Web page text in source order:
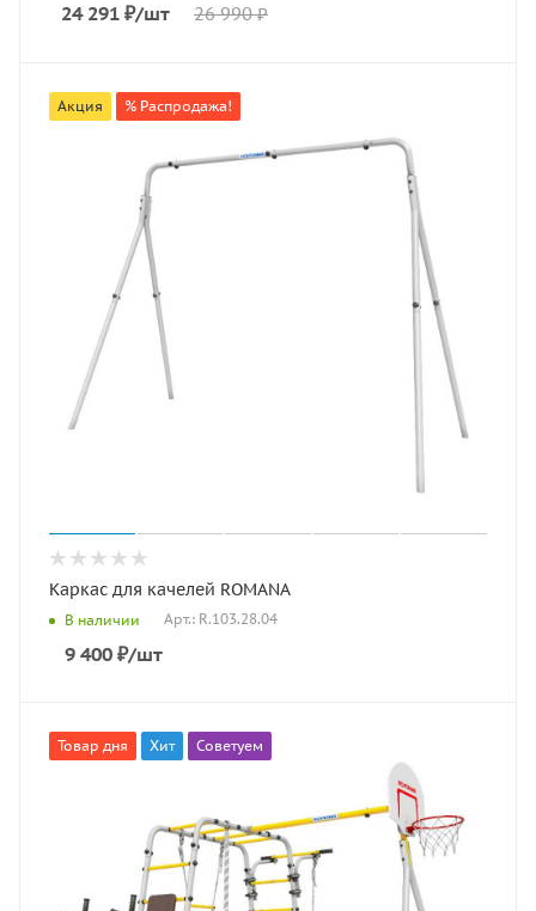
24 291 ₽/шт 26 990₽
Акция % Распродажа!
Каркас для качелей ROMANA
В наличии Арт.: R.103.28.04
9 400 ₽/шт
Товар дня Хит Советуем